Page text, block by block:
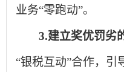
业务“零跑动”。
3.建立奖优罚劣
“银税互动”合作，引